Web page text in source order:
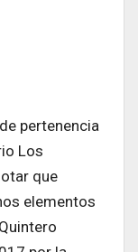
pertenencia
Los
que
elementos